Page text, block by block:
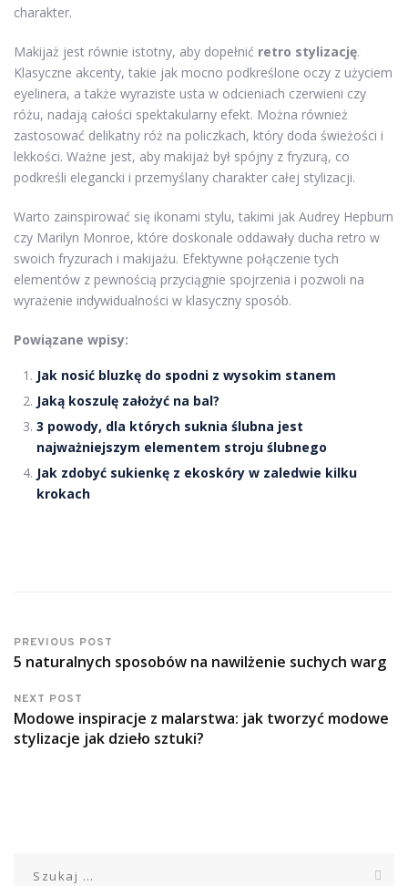
charakter.
Makijaż jest równie istotny, aby dopełnić retro stylizację.
Klasyczne akcenty, takie jak mocno podkreślone oczy z użyciem
eyelinera, a także wyraziste usta w odcieniach czerwieni czy
różu, nadają całości spektakularny efekt. Można również
zastosować delikatny róż na policzkach, który doda świeżości i
lekkości. Ważne jest, aby makijaż był spójny z fryzurą, co
podkreśli elegancki i przemyślany charakter całej stylizacji.
Warto zainspirować się ikonami stylu, takimi jak Audrey Hepburn
czy Marilyn Monroe, które doskonale oddawały ducha retro w
swoich fryzurach i makijażu. Efektywne połączenie tych
elementów z pewnością przyciągnie spojrzenia i pozwoli na
wyrażenie indywidualności w klasyczny sposób.
Powiązane wpisy:
Jak nosić bluzkę do spodni z wysokim stanem
Jaką koszulę założyć na bal?
3 powody, dla których suknia ślubna jest
najważniejszym elementem stroju ślubnego
Jak zdobyć sukienkę z ekoskóry w zaledwie kilku
krokach
PREVIOUS POST
5 naturalnych sposobów na nawilżenie suchych warg
NEXT POST
Modowe inspiracje z malarstwa: jak tworzyć modowe
stylizacje jak dzieło sztuki?